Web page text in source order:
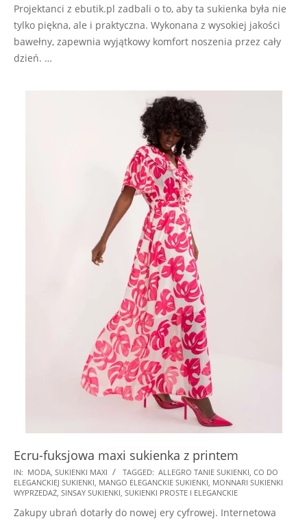
Projektanci z ebutik.pl zadbali o to, aby ta sukienka była nie
tylko piękna, ale i praktyczna. Wykonana z wysokiej jakości
bawełny, zapewnia wyjątkowy komfort noszenia przez cały
dzień. …
Ecru-fuksjowa maxi sukienka z printem
2024-
07-
IN: MODA SUKIENKI MAXI TAGGED: ALLEGRO TANIE SUKIENKI CO DO
ELEGANCKIEJ SUKIENKI MANGO ELEGANCKIE SUKIENKI MONNARI SUKIENKI
WYPRZEDAŻ SINSAY SUKIENKI SUKIENKI PROSTE I ELEGANCKIE
Zakupy ubrań dotarły do nowej ery cyfrowej. Internetowa